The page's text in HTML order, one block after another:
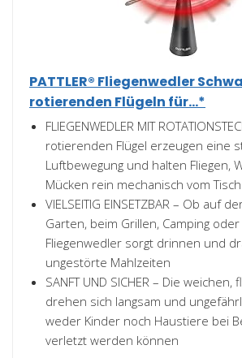
PATTLER® Fliegenwedler
rotierenden Flügeln für...*
FLIEGENWEDLER MIT
rotierenden Flügel erzeugen eine
Luftbewegung und halten Fliegen,
Mücken rein mechanisch vom
VIELSEITIG EINSETZBAR – Ob auf
Garten, beim Grillen, Camping
Fliegenwedler sorgt drinnen und
ungestörte Mahlzeiten
SANFT UND SICHER – Die weichen,
drehen sich langsam und
weder Kinder noch Haustiere bei
verletzt werden können